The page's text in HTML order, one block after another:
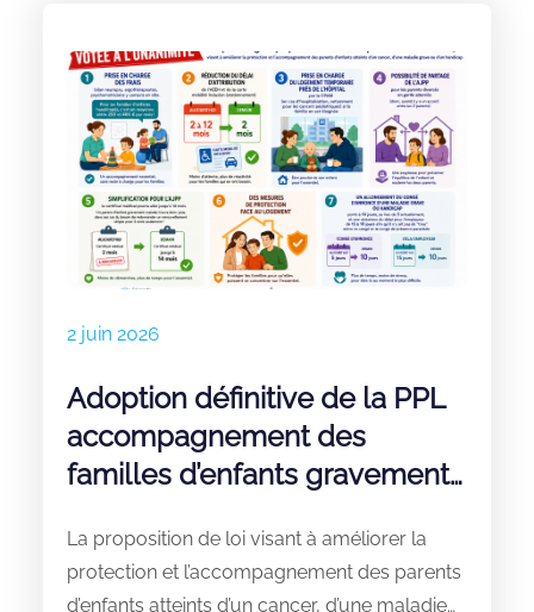
2 juin 2026
Adoption définitive de la PPL
accompagnement des
familles d’enfants gravement
La proposition de loi visant à améliorer la
protection et l’accompagnement des parents
d’enfants atteints d’un cancer, d’une maladie